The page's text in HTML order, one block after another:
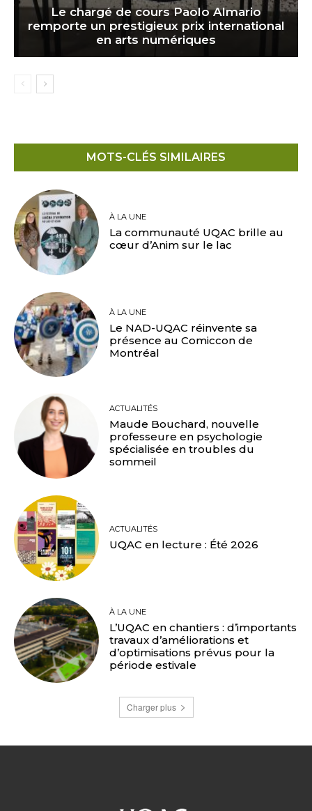
Le chargé de cours Paolo Almario
remporte un prestigieux prix international
en arts numériques
MOTS-CLÉS SIMILAIRES
À LA UNE
La communauté UQAC brille au
cœur d’Anim sur le lac
À LA UNE
Le NAD-UQAC réinvente sa
présence au Comiccon de
Montréal
ACTUALITÉS
Maude Bouchard, nouvelle
professeure en psychologie
spécialisée en troubles du
sommeil
ACTUALITÉS
UQAC en lecture : Été 2026
À LA UNE
L’UQAC en chantiers : d’importants
travaux d’améliorations et
d’optimisations prévus pour la
période estivale
Charger plus